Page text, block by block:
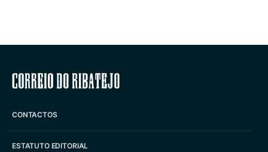
Correio do Ribatejo
CONTACTOS
ESTATUTO EDITORIAL